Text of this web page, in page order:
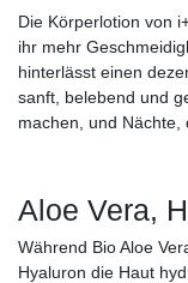
Die Körperlotion von
ihr mehr
hinterlässt einen
sanft, belebend und
machen, und Nächte,
Aloe Vera,
Während Bio Aloe
Hyaluron die Haut